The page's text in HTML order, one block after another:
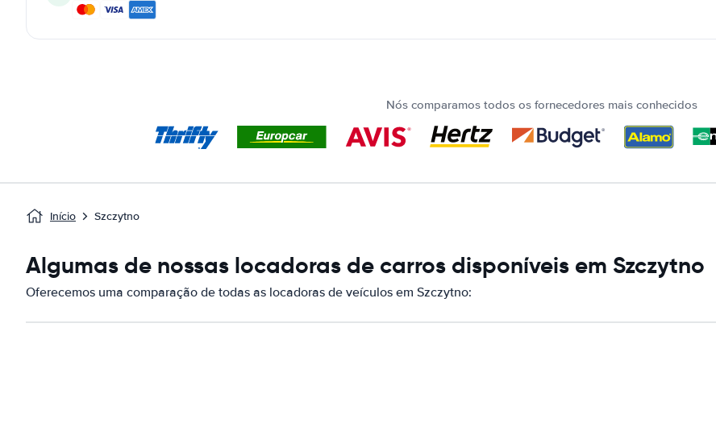
Nós comparamos todos os fornecedores mais conhecidos
Início Szczytno
Algumas de nossas locadoras de carros disponíveis em Szczytno
Oferecemos uma comparação de todas as locadoras de veículos em Szczytno: